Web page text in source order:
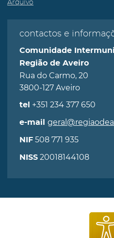
Arquivo
contactos e
Comunidade
Região de Aveiro
Rua do Carmo, 20
3800-127 Aveiro
tel +351 234 377 650
e-mail
NIF 508 771 935
NISS 20018144108